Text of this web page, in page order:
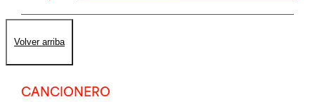
Volver arriba
CANCIONERO